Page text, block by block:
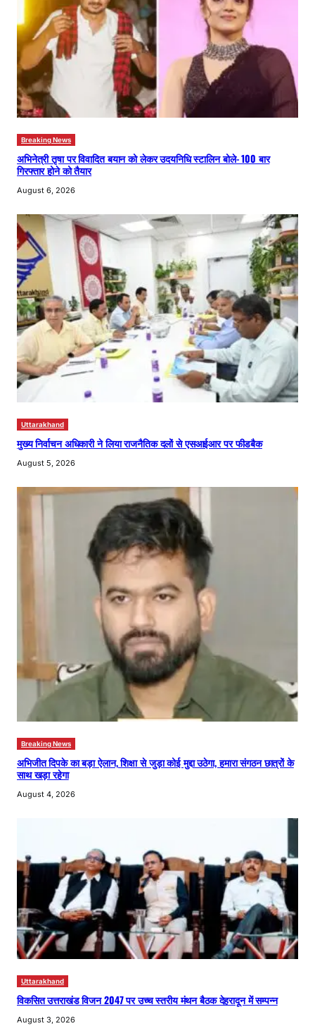
Breaking News
अभिनेत्री तृषा पर विवादित बयान को लेकर उदयनिधि स्टालिन बोले- 100 बार
गिरफ्तार होने को तैयार
August 6, 2026
Uttarakhand
मुख्य निर्वाचन अधिकारी ने लिया राजनैतिक दलों से एसआईआर पर फीडबैक
August 5, 2026
Breaking News
अभिजीत दिपके का बड़ा ऐलान, शिक्षा से जुड़ा कोई मुद्दा उठेगा, हमारा संगठन छात्रों के
साथ खड़ा रहेगा
August 4, 2026
Uttarakhand
विकसित उत्तराखंड विजन 2047 पर उच्च स्तरीय मंथन बैठक देहरादून में सम्पन्न
August 3, 2026